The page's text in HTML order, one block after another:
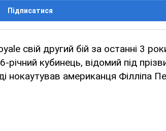
Підписатися
свій другий бій за останні 3
кубинець, відомий під
нокаутував американця Філліпа